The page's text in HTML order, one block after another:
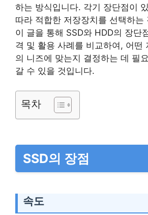
하는 방식입니다. 각기 장단점이
따라 적합한 저장장치를 선택하는
이 글을 통해 SSD와 HDD의 장단
격 및 활용 사례를 비교하여, 어떤
의 니즈에 맞는지 결정하는 데 필
갈 수 있을 것입니다.
목차
SSD의 장점
속도